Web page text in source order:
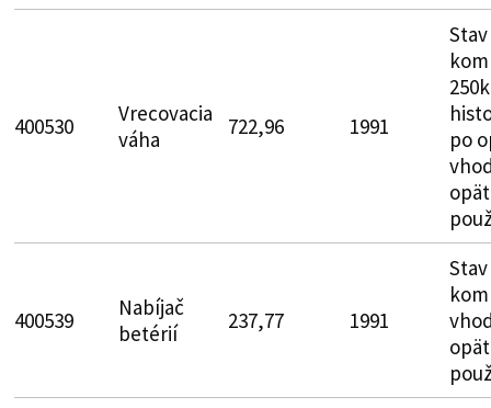
400530
Vrecovacia
váha
722,96 1991
Stav
po
400539
Nabíjač
betérií
237,77 1991
Stav